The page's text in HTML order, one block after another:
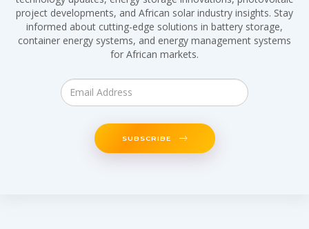
project developments, and African solar industry insights. Stay
informed about cutting-edge solutions in battery storage,
container energy systems, and energy management systems
for African markets.
SUBSCRIBE